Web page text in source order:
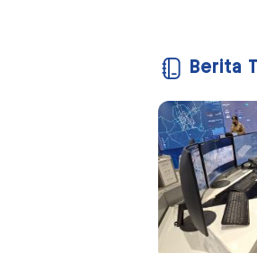
Berita